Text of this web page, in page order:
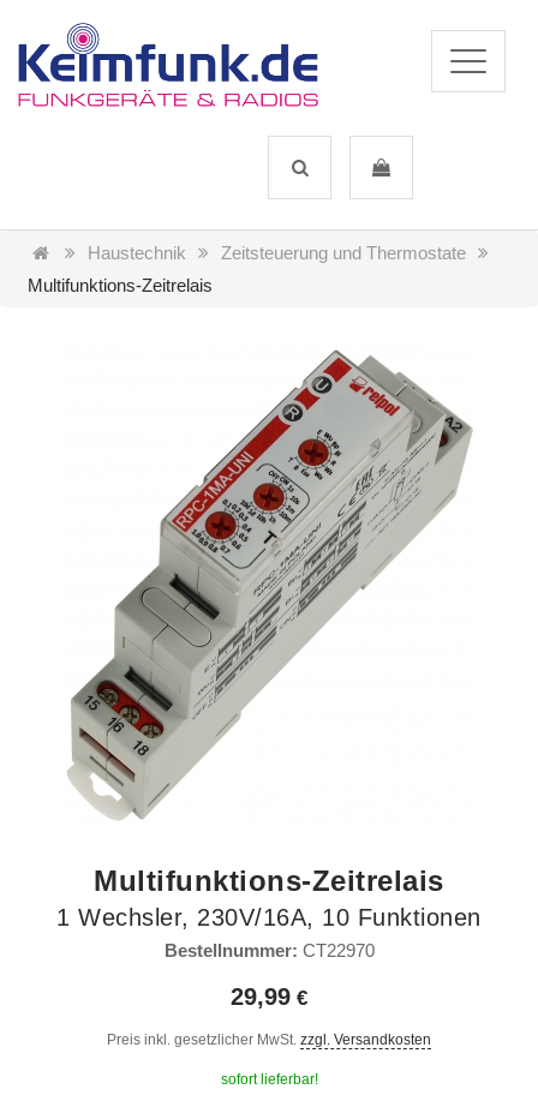
Haustechnik
Zeitsteuerung und Thermostate
Multifunktions-Zeitrelais
Multifunktions-Zeitrelais
1 Wechsler, 230V/16A, 10 Funktionen
Bestellnummer: CT22970
29,99
Preis inkl. gesetzlicher MwSt. zzgl. Versandkosten
sofort lieferbar!